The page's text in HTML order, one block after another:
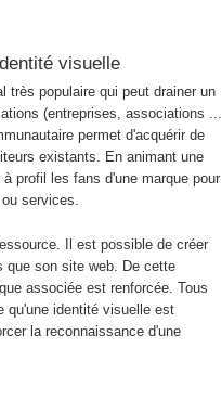
visuelle
très populaire qui peut drainer un
(entreprises, associations
permet d'acquérir de
existants. En animant une
profil les fans d'une marque pour
services.
Il est possible de créer
que son site web. De cette
associée est renforcée. Tous
qu'une identité visuelle est
la reconnaissance d'une